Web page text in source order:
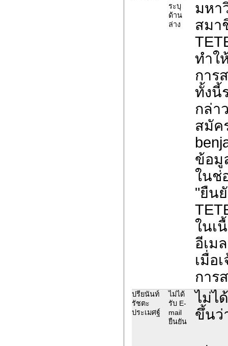
ระบุ
ด้าน
ล่าง
มหา
สมา
ทำใ
การ
ทั้งนี้
กล่า
สมัค
ข้อมู
ในช่
"ยืน
ในเ
อีเม
เมื่อ
การ
ปรียนันท์
รัชตะ
ประเมศฐ์
ไม่ได้
รับ E-
mail
ยืนยัน
ไม่ไ
ขึ้นว่